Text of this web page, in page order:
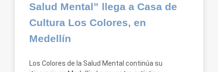
Salud Mental” llega a Casa de
Cultura Los Colores, en
Medellín
Los Colores de la Salud Mental continúa su